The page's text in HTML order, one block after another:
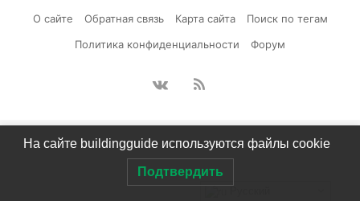
О сайте
Обратная связь Карта сайта
Поиск по тегам
Политика конфиденциальности
Форум
vk.comRSS
На сайте buildingguide используются файлы cookie
Подтвердить